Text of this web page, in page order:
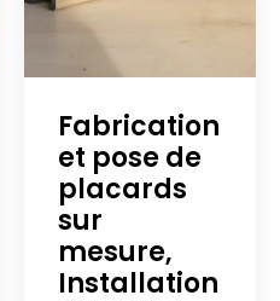
Fabrication
et pose de
placards
sur
mesure,
Installation